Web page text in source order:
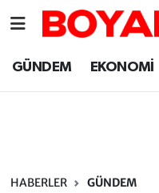
GÜNDEM EKONOMİ
HABERLER GÜNDEM
Sinop Nöbetçi
Sinop Trafik